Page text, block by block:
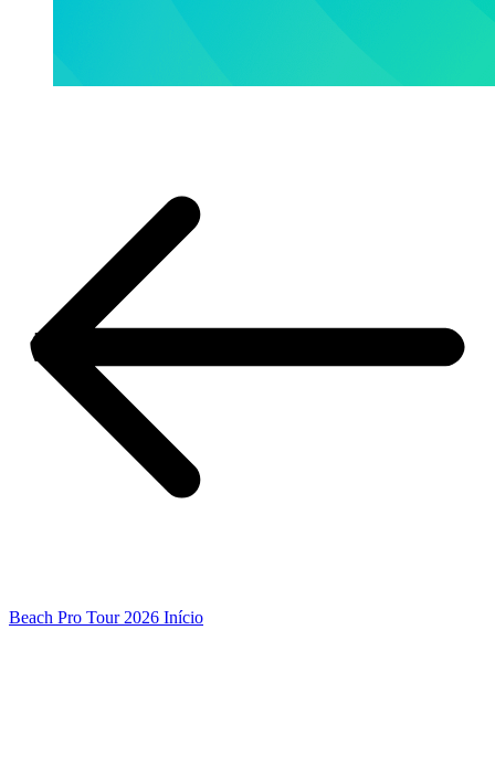
Beach Pro Tour 2026 Início